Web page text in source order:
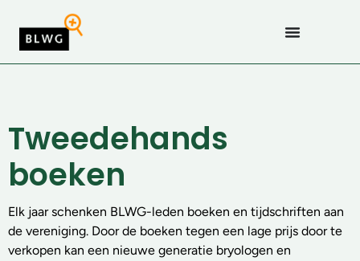
Tweedehands
boeken
Elk jaar schenken BLWG-leden boeken en tijdschriften aan
de vereniging. Door de boeken tegen een lage prijs door te
verkopen kan een nieuwe generatie bryologen en